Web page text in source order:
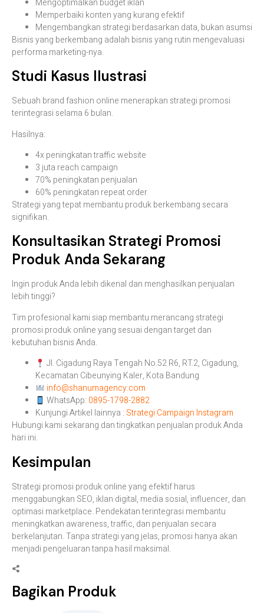
Mengoptimalkan budget iklan
Memperbaiki konten yang kurang efektif
Mengembangkan strategi berdasarkan data, bukan asumsi
Bisnis yang berkembang adalah bisnis yang rutin mengevaluasi
performa marketing-nya.
Studi Kasus Ilustrasi
Sebuah brand fashion online menerapkan strategi promosi
terintegrasi selama 6 bulan.
Hasilnya:
4x peningkatan traffic website
3 juta reach campaign
70% peningkatan penjualan
60% peningkatan repeat order
Strategi yang tepat membantu produk berkembang secara
signifikan.
Konsultasikan Strategi Promosi
Produk Anda Sekarang
Ingin produk Anda lebih dikenal dan menghasilkan penjualan
lebih tinggi?
Tim profesional kami siap membantu merancang strategi
promosi produk online yang sesuai dengan target dan
kebutuhan bisnis Anda.
Jl. Cigadung Raya Tengah No.52 R6, RT.2, Cigadung,
Kecamatan Cibeunying Kaler, Kota Bandung
info@shanumagency.com
WhatsApp: 0895-1798-2882
Kunjungi Artikel lainnya : Strategi Campaign Instagram
Hubungi kami sekarang dan tingkatkan penjualan produk Anda
hari ini.
Kesimpulan
Strategi promosi produk online yang efektif harus
menggabungkan SEO, iklan digital, media sosial, influencer, dan
optimasi marketplace. Pendekatan terintegrasi membantu
meningkatkan awareness, traffic, dan penjualan secara
berkelanjutan. Tanpa strategi yang jelas, promosi hanya akan
menjadi pengeluaran tanpa hasil maksimal.
Bagikan Produk